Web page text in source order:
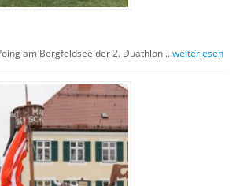
am Bergfeldsee der 2. Duathlon …weiterlesen